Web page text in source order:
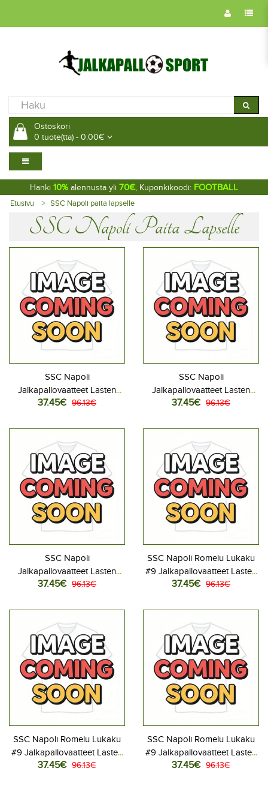
Ostoskori
0 tuote(tta) - 0.00€
Hanki 10% alennusta yli 70€, Kuponkikoodi: FOOTBALL
Etusivu SSC Napoli paita lapselle
SSC Napoli Paita Lapselle
SSC Napoli
Jalkapallovaatteet Lasten
Kotipeliasu 2026-27
housut)
37.45€ 96.13€
SSC Napoli
Jalkapallovaatteet Lasten
Vieraspeliasu 2026-27
housut)
37.45€ 96.13€
SSC Napoli
Jalkapallovaatteet Lasten
Kolmas peliasu 2026-27
housut)
37.45€ 96.13€
SSC Napoli Romelu Lukaku
#9 Jalkapallovaatteet Lasten
Kotipeliasu 2026-27
housut)
37.45€ 96.13€
SSC Napoli Romelu Lukaku
#9 Jalkapallovaatteet Lasten
Vieraspeliasu 2026-27
37.45€ 96.13€
SSC Napoli Romelu Lukaku
#9 Jalkapallovaatteet Lasten
Kolmas peliasu 2026-27
37.45€ 96.13€